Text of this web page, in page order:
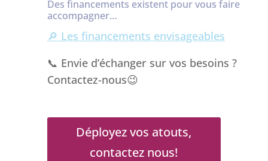
Des financements existent pour vous faire
accompagner…
🔎 Les financements envisageables
📞 Envie d’échanger sur vos besoins ?
Contactez-nous😉
Déployez vos atouts,
contactez nous!